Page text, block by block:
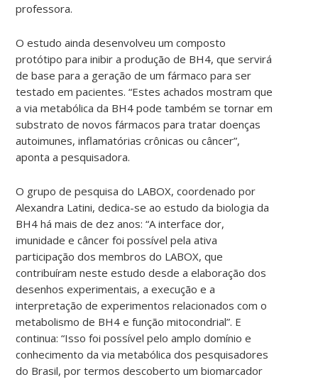
professora.
O estudo ainda desenvolveu um composto
protótipo para inibir a produção de BH4, que servirá
de base para a geração de um fármaco para ser
testado em pacientes. “Estes achados mostram que
a via metabólica da BH4 pode também se tornar em
substrato de novos fármacos para tratar doenças
autoimunes, inflamatórias crônicas ou câncer”,
aponta a pesquisadora.
O grupo de pesquisa do LABOX, coordenado por
Alexandra Latini, dedica-se ao estudo da biologia da
BH4 há mais de dez anos: “A interface dor,
imunidade e câncer foi possível pela ativa
participação dos membros do LABOX, que
contribuíram neste estudo desde a elaboração dos
desenhos experimentais, a execução e a
interpretação de experimentos relacionados com o
metabolismo de BH4 e função mitocondrial”. E
continua: “Isso foi possível pelo amplo domínio e
conhecimento da via metabólica dos pesquisadores
do Brasil, por termos descoberto um biomarcador